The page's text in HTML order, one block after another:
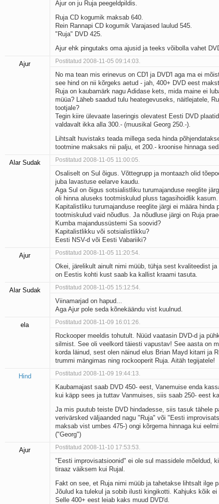
Ajur on ju Ruja peegeldpildis.
Ruja CD kogumik maksab 640.
Rein Rannapi CD kogumik Varajased laulud 545.
"Ruja" DVD 425.
Ajur ehk pingutaks oma ajusid ja teeks võibolla vahet
Ajur Postitatud 2008-11-05 09:14:03.
No ma tean mis erinevus on CD'l ja DVD'l aga ma ei
see hind on nii kõrgeks aetud - jah, 400+ DVD eest
Ruja on kaubamärk nagu Adidase kets, mida maine ei
müüa? Läheb saadud tulu heategevuseks, näitlejatele,
tootjale?
Tegin kiire ülevaate laseringis olevatest Eesti DVD
valdavalt ikka alla 300.- (muusikal Georg 250.-).
Lihtsalt huvistaks teada millega seda hinda
tootmine maksaks nii palju, et 200.- kroonise hinnaga
Alar Sudak Postitatud 2008-11-05 11:00:05.
Osaliselt on Sul õigus. Võttegrupp ja montaazh olid
juba lavastuse eelarve kaudu.
Aga Sul on õigus sotsialistliku turumajanduse reeglite
oli hinna aluseks tootmiskulud pluss tagasihoidlik kasum.
Kapitalistliku turumajanduse reeglite järgi ei määra hinda
tootmiskulud vaid nõudlus. Ja nõudluse järgi on Ruja
Kumba majandussüstemi Sa soovid?
Kapitalistlikku või sotsialistlikku?
Eesti NSV-d või Eesti Vabariiki?
Ajur Postitatud 2008-11-05 11:20:54.
Okei, järelikult ainult nimi müüb, tühja sest kvaliteedist
on Eestis kohti kust saab ka kallist kraami tasuta.
Alar Sudak Postitatud 2008-11-05 15:12:54.
Viinamarjad on hapud...
Aga Ajur pole seda kõnekäändu vist kuulnud.
ela Postitatud 2008-11-09 16:01:26.
Rockooper meeldis tohutult. Nüüd vaatasin DVD-d ja
silmist. See oli veelkord täiesti vapustav! See aasta on
korda läinud, sest olen näinud elus Brian Mayd kitarri ja
trummi mängimas ning rockooperit Ruja. Aitäh tegijatele!
Hind Postitatud 2008-11-09 19:44:13.
Kaubamajast saab DVD 450- eest, Vanemuise enda
kui käpp sees ja tuttav Vanmuises, siis saab 250- eest
Ja mis puutub teiste DVD hindadesse, siis tasuk tähele
verivärsked väljaanded nagu "Ruja" või "Eesti
maksab vist umbes 475-) ongi kõrgema hinnaga kui
("Georg")
Ajur Postitatud 2008-11-10 17:53:53.
"Eesti improvisatsioonid" ei ole sul massidele mõeldud,
tiraaz väiksem kui Rujal.
Fakt on see, et Ruja nimi müüb ja tahetakse lihtsalt ilge
Jõulud ka tulekul ja sobib ilusti kingikotti. Kahjuks kõik ei
Selle 400+ eest leiab kaks muud DVD'd.